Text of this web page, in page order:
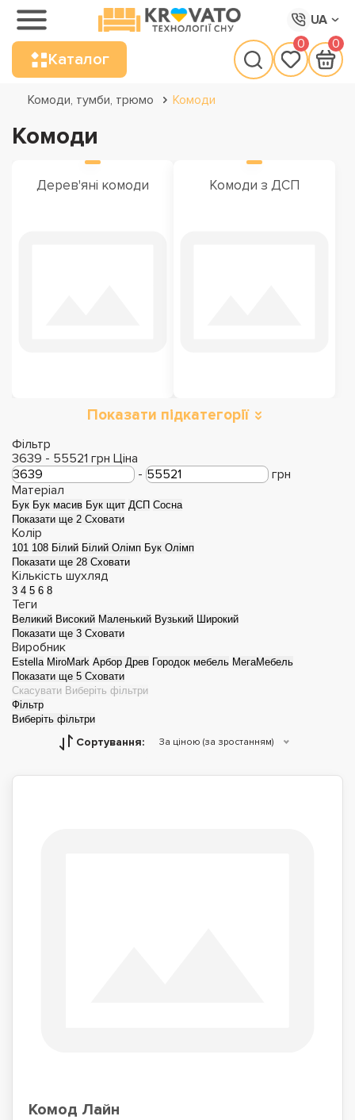
UA
Каталог
0 0
Комоди, тумби, трюмо Комоди
Комоди
Дерев'яні комоди Комоди з ДСП
Показати підкатегорії
Фільтр
3639 - 55521 грн Ціна
-
грн
Матеріал
Бук Бук масив Бук щит ДСП Сосна
Показати ще 2 Сховати
Колір
101 108 Білий Білий Олімп Бук Олімп
Показати ще 28 Сховати
Кількість шухляд
3 4 5 6 8
Теги
Великий Високий Маленький Вузький Широкий
Показати ще 3 Сховати
Виробник
Estella MiroMark Арбор Древ Городок мебель МегаМебель
Показати ще 5 Сховати
Скасувати Виберіть фільтри
Фільтр
Виберіть фільтри
Сортування: За ціною (за зростанням)
Комод Лайн